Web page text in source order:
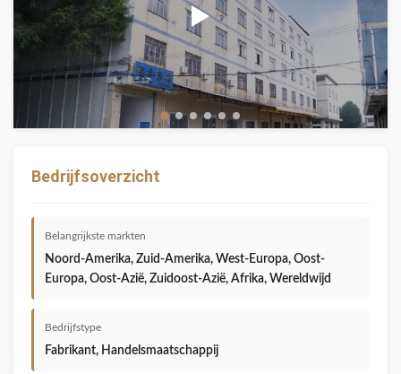
Bedrijfsoverzicht
Belangrijkste markten
Noord-Amerika, Zuid-Amerika, West-Europa, Oost-
Europa, Oost-Azië, Zuidoost-Azië, Afrika, Wereldwijd
Bedrijfstype
Fabrikant, Handelsmaatschappij